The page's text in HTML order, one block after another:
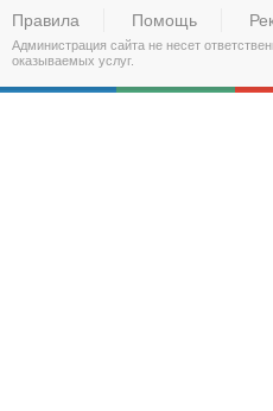
Правила Помощь
Администрация сайта не несет
оказываемых услуг.